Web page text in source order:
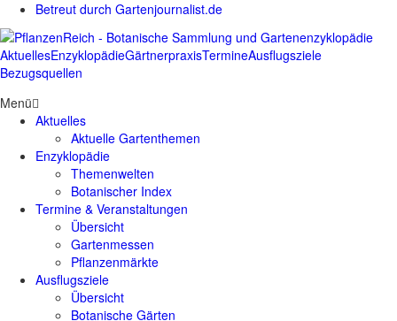
Betreut durch Gartenjournalist.de
AktuellesEnzyklopädieGärtnerpraxisTermineAusflugsziele
Bezugsquellen
Menü
Aktuelles
Aktuelle Gartenthemen
Enzyklopädie
Themenwelten
Botanischer Index
Termine & Veranstaltungen
Übersicht
Gartenmessen
Pflanzenmärkte
Ausflugsziele
Übersicht
Botanische Gärten